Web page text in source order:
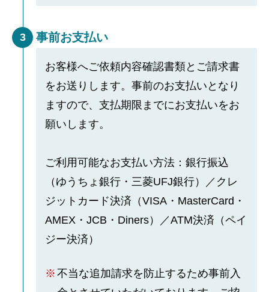
3 事前お支払い
お客様へご依頼内容確認書類とご請求書
をお送りします。事前のお支払いとなり
ますので、支払期限までにお支払いをお
願いします。
ご利用可能なお支払い方法：銀行振込
（ゆうちょ銀行・三菱UFJ銀行）／クレ
ジットカード決済（VISA・MasterCard・
AMEX・JCB・Diners）／ATM決済（ペイ
ジー決済）
不当な追加請求を防止するため事前入